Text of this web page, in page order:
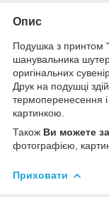
Опис
Подушка з принтом
шанувальника
оригінальних
Друк на подушці
термоперенесення і
картинкою.
Також Ви можете
фотографією,
Приховати